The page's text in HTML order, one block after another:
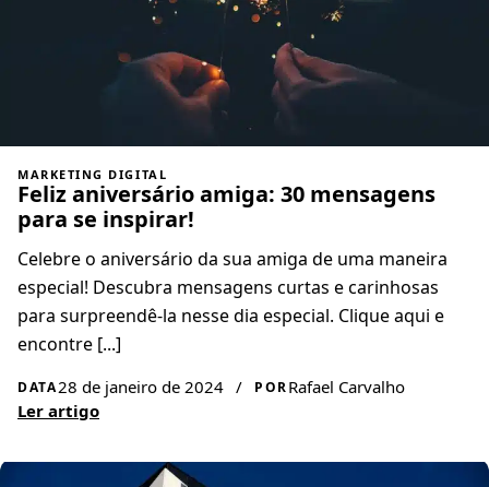
MARKETING DIGITAL
Feliz aniversário amiga: 30 mensagens
para se inspirar!
Celebre o aniversário da sua amiga de uma maneira
especial! Descubra mensagens curtas e carinhosas
para surpreendê-la nesse dia especial. Clique aqui e
encontre [...]
DATA28 de janeiro de 2024 / PORRafael Carvalho
Ler artigo